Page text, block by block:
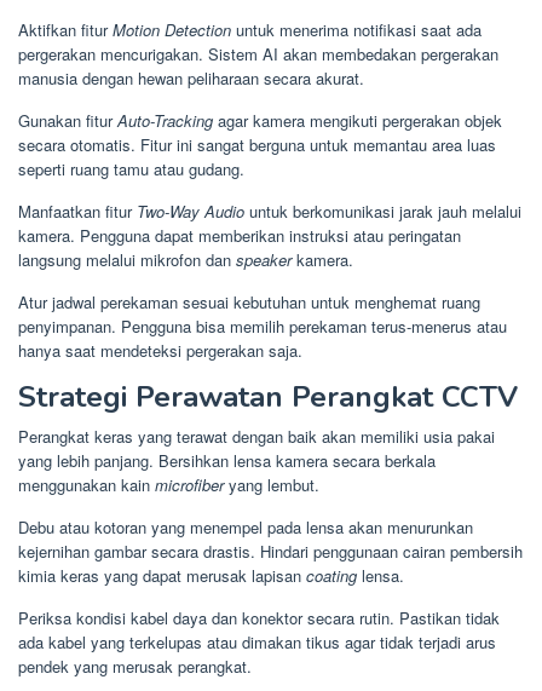
Aktifkan fiturMotion Detection untuk menerima notifikasi saat ada
pergerakan mencurigakan. Sistem AI akan membedakan pergerakan
manusia dengan hewan peliharaan secara akurat.
Gunakan fiturAuto-Tracking agar kamera mengikuti pergerakan objek
secara otomatis. Fitur ini sangat berguna untuk memantau area luas
seperti ruang tamu atau gudang.
Manfaatkan fitur Two-Way Audio untuk berkomunikasi jarak jauh melalui
kamera. Pengguna dapat memberikan instruksi atau peringatan
langsung melalui mikrofon dan speakerkamera.
Atur jadwal perekaman sesuai kebutuhan untuk menghemat ruang
penyimpanan. Pengguna bisa memilih perekaman terus-menerus atau
hanya saat mendeteksi pergerakan saja.
Strategi Perawatan Perangkat CCTV
Perangkat keras yang terawat dengan baik akan memiliki usia pakai
yang lebih panjang. Bersihkan lensa kamera secara berkala
menggunakan kain microfiberyang lembut.
Debu atau kotoran yang menempel pada lensa akan menurunkan
kejernihan gambar secara drastis. Hindari penggunaan cairan pembersih
kimia keras yang dapat merusak lapisan coating lensa.
Periksa kondisi kabel daya dan konektor secara rutin. Pastikan tidak
ada kabel yang terkelupas atau dimakan tikus agar tidak terjadi arus
pendek yang merusak perangkat.